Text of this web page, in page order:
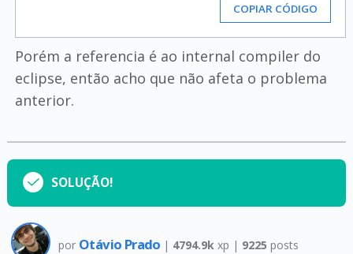
COPIAR CÓDIGO
Porém a referencia é ao internal compiler do
eclipse, então acho que não afeta o problema
anterior.
SOLUÇÃO!
por Otávio Prado | 4794.9k xp | 9225 posts